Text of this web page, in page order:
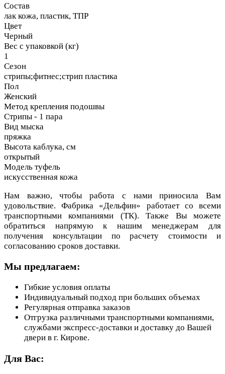
Состав
лак кожа, пластик, ТПР
Цвет
Черный
Вес с упаковкой (кг)
1
Сезон
стрипы;фитнес;стрип пластика
Пол
Женский
Метод крепления подошвы
Стрипы - 1 пара
Вид мыска
пряжка
Высота каблука, см
открытый
Модель туфель
искусственная кожа
Нам важно, чтобы работа с нами приносила Вам
удовольствие. Фабрика «Дельфин» работает со всеми
транспортными компаниями (ТК). Также Вы можете
обратиться напрямую к нашим менеджерам для
получения консультации по расчету стоимости и
согласованию сроков доставки.
Мы предлагаем:
Гибкие условия оплаты
Индивидуальный подход при больших объемах
Регулярная отправка заказов
Отгрузка различными транспортными компаниями,
службами экспресс-доставки и доставку до Вашей
двери в г. Кирове.
Для Вас: